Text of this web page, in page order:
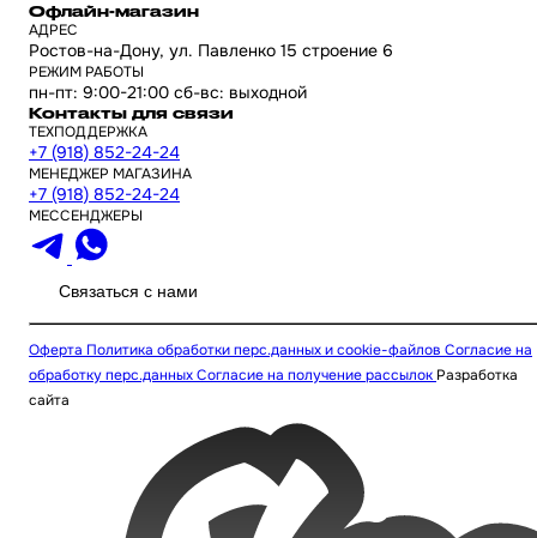
Офлайн-магазин
АДРЕС
Ростов-на-Дону, ул. Павленко 15 строение 6
РЕЖИМ РАБОТЫ
пн-пт: 9:00-21:00 сб-вс: выходной
Контакты для связи
ТЕХПОДДЕРЖКА
+7 (918) 852-24-24
МЕНЕДЖЕР МАГАЗИНА
+7 (918) 852-24-24
МЕССЕНДЖЕРЫ
Связаться с нами
Оферта Политика обработки перс.данных и cookie-файлов Согласие на
обработку перс.данныхСогласие на получение рассылок Разработка
сайта